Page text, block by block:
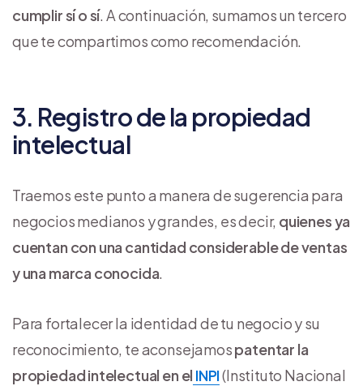
cumplir sí o sí. A continuación, sumamos un tercero
que te compartimos como recomendación.
3. Registro de la propiedad
intelectual
Traemos este punto a manera de sugerencia para
negocios medianos y grandes, es decir, quienes ya
cuentan con una cantidad considerable de ventas
y una marca conocida.
Para fortalecer la identidad de tu negocio y su
reconocimiento, te aconsejamospatentar la
propiedad intelectual en el INPI(Instituto Nacional